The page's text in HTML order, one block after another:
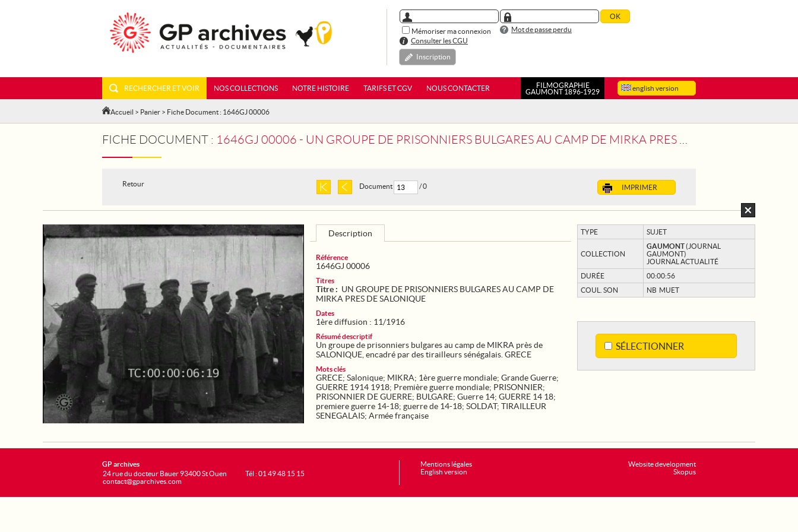
Mémoriser ma connexion
Mot de passe perdu
Consulter les CGU
Inscription
english version
RECHERCHER ET VOIR NOS COLLECTIONS NOTRE HISTOIRE TARIFS ET CGV NOUS CONTACTER
FILMOGRAPHIE
GAUMONT 1896-1929
Accueil > Panier > Fiche Document : 1646GJ 00006
FICHE DOCUMENT : 1646GJ 00006 - UN GROUPE DE PRISONNIERS BULGARES AU CAMP DE MIRKA PRES DE SALONIQUE
Retour IMPRIMER
Document / 0
TYPE SUJET
COLLECTION
GAUMONT(JOURNAL
GAUMONT)
JOURNAL ACTUALITÉ
DURÉE
00:00:56
COUL. SON
NB MUET
SÉLECTIONNER
Description
Référence
1646GJ 00006
Titres
Titre : UN GROUPE DE PRISONNIERS BULGARES AU CAMP DE
MIRKA PRES DE SALONIQUE
Dates
1ère diffusion : 11/1916
Résumé descriptif
Un groupe de prisonniers bulgares au camp de MIKRA près de
SALONIQUE, encadré par des tirailleurs sénégalais. GRECE
Mots clés
GRECE; Salonique; MIKRA; 1ère guerre mondiale; Grande Guerre;
GUERRE 1914 1918; Première guerre mondiale; PRISONNIER;
PRISONNIER DE GUERRE; BULGARE; Guerre 14; GUERRE 14 18;
premiere guerre 14-18; guerre de 14-18; SOLDAT; TIRAILLEUR
SENEGALAIS; Armée française
Website development
Skopus
GP archives
24 rue du docteur Bauer 93400 St Ouen
contact@gparchives.com
Tél : 01 49 48 15 15
Mentions légales
English version